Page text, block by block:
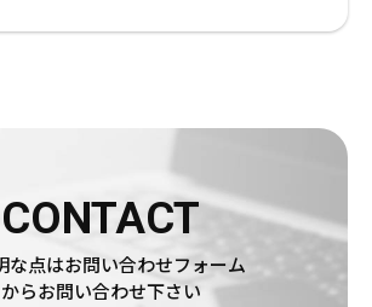
CONTACT
な点はお問い合わせフォーム
からお問い合わせ下さい